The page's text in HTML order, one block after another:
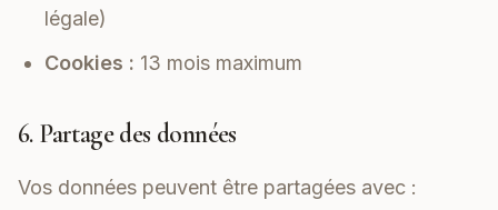
légale)
Cookies : 13 mois maximum
6. Partage des données
Vos données peuvent être partagées avec :